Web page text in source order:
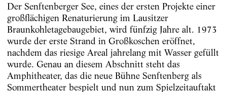
Der Senftenberger See, eines der ersten Projekte einer
großflächigen Renaturierung im Lausitzer
Braunkohletagebaugebiet, wird fünfzig Jahre alt. 1973
wurde der erste Strand in Großkoschen eröffnet,
nachdem das riesige Areal jahrelang mit Wasser gefüllt
wurde. Genau an diesem Abschnitt steht das
Amphitheater, das die neue Bühne Senftenberg als
Sommertheater bespielt und nun zum Spielzeitauftakt